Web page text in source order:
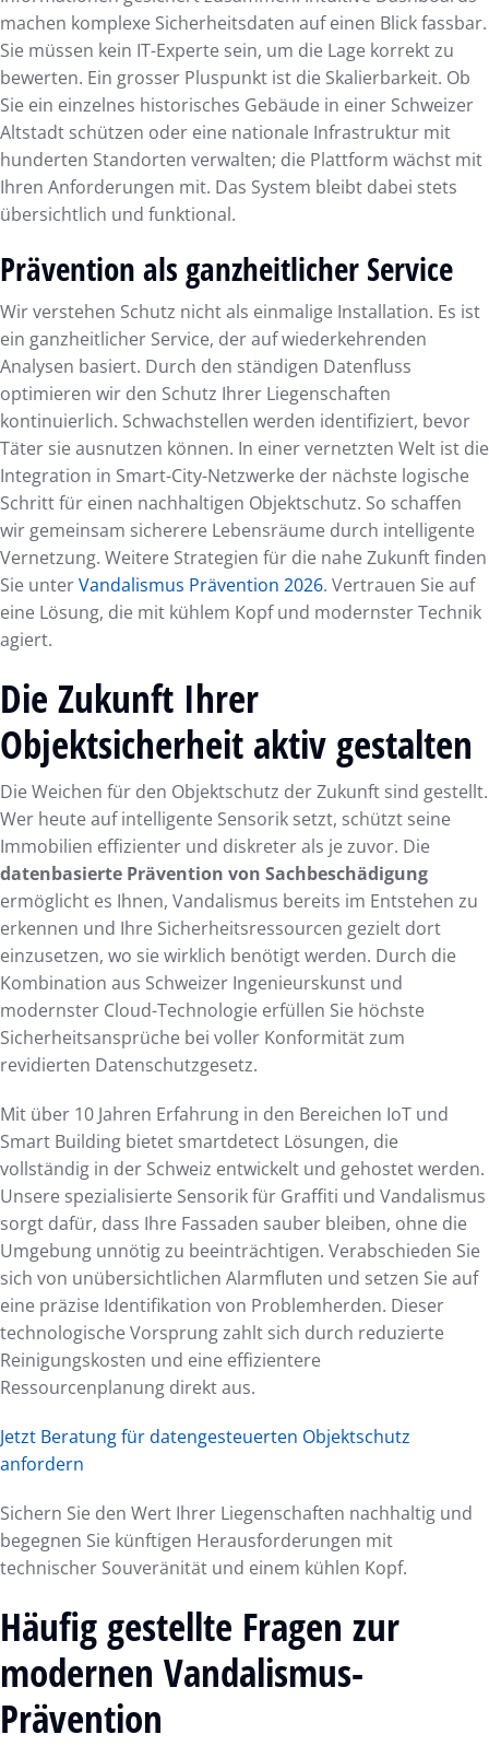
machen komplexe Sicherheitsdaten auf einen Blick fassbar.
Sie müssen kein IT-Experte sein, um die Lage korrekt zu
bewerten. Ein grosser Pluspunkt ist die Skalierbarkeit. Ob
Sie ein einzelnes historisches Gebäude in einer Schweizer
Altstadt schützen oder eine nationale Infrastruktur mit
hunderten Standorten verwalten; die Plattform wächst mit
Ihren Anforderungen mit. Das System bleibt dabei stets
übersichtlich und funktional.
Prävention als ganzheitlicher Service
Wir verstehen Schutz nicht als einmalige Installation. Es ist
ein ganzheitlicher Service, der auf wiederkehrenden
Analysen basiert. Durch den ständigen Datenfluss
optimieren wir den Schutz Ihrer Liegenschaften
kontinuierlich. Schwachstellen werden identifiziert, bevor
Täter sie ausnutzen können. In einer vernetzten Welt ist die
Integration in Smart-City-Netzwerke der nächste logische
Schritt für einen nachhaltigen Objektschutz. So schaffen
wir gemeinsam sicherere Lebensräume durch intelligente
Vernetzung. Weitere Strategien für die nahe Zukunft finden
Sie unterVandalismus Prävention 2026. Vertrauen Sie auf
eine Lösung, die mit kühlem Kopf und modernster Technik
agiert.
Die Zukunft Ihrer
Objektsicherheit aktiv gestalten
Die Weichen für den Objektschutz der Zukunft sind gestellt.
Wer heute auf intelligente Sensorik setzt, schützt seine
Immobilien effizienter und diskreter als je zuvor. Die
datenbasierte Prävention von Sachbeschädigung
ermöglicht es Ihnen, Vandalismus bereits im Entstehen zu
erkennen und Ihre Sicherheitsressourcen gezielt dort
einzusetzen, wo sie wirklich benötigt werden. Durch die
Kombination aus Schweizer Ingenieurskunst und
modernster Cloud-Technologie erfüllen Sie höchste
Sicherheitsansprüche bei voller Konformität zum
revidierten Datenschutzgesetz.
Mit über 10 Jahren Erfahrung in den Bereichen IoT und
Smart Building bietet smartdetect Lösungen, die
vollständig in der Schweiz entwickelt und gehostet werden.
Unsere spezialisierte Sensorik für Graffiti und Vandalismus
sorgt dafür, dass Ihre Fassaden sauber bleiben, ohne die
Umgebung unnötig zu beeinträchtigen. Verabschieden Sie
sich von unübersichtlichen Alarmfluten und setzen Sie auf
eine präzise Identifikation von Problemherden. Dieser
technologische Vorsprung zahlt sich durch reduzierte
Reinigungskosten und eine effizientere
Ressourcenplanung direkt aus.
Jetzt Beratung für datengesteuerten Objektschutz
anfordern
Sichern Sie den Wert Ihrer Liegenschaften nachhaltig und
begegnen Sie künftigen Herausforderungen mit
technischer Souveränität und einem kühlen Kopf.
Häufig gestellte Fragen zur
modernen Vandalismus-
Prävention